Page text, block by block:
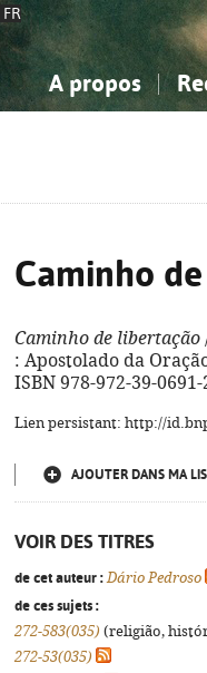
FR
A propos
Caminho
Caminho de libertação
: Apostolado da
ISBN 978-972-39-0691-
Lien persistant: http://
AJOUTER DANS MA
VOIR DES TITRES
de cet auteur : Dário Pedroso
de ces sujets :
272-583(035) (religião,
272-53(035)